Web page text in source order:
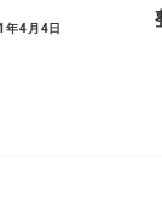
年4月4日